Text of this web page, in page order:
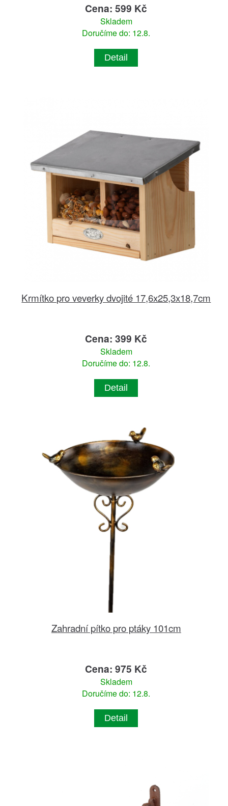
Cena: 599 Kč
Skladem
Doručíme do: 12.8.
Detail
Krmítko pro veverky dvojité 17,6x25,3x18,7cm
Cena: 399 Kč
Skladem
Doručíme do: 12.8.
Detail
Zahradní pítko pro ptáky 101cm
Cena: 975 Kč
Skladem
Doručíme do: 12.8.
Detail